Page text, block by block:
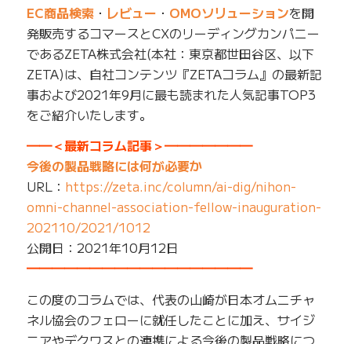
EC商品検索・ レビュー ・ OMOソリューションを開
発販売するコマースとCXのリーディングカンパニー
であるZETA株式会社(本社：東京都世田谷区、以下
ZETA)は、自社コンテンツ『ZETAコラム』の最新記
事および2021年9月に最も読まれた人気記事TOP3
をご紹介いたします。
━━＜最新コラム記事＞━━━━━━━
今後の製品戦略には何が必要か
URL： https://zeta.inc/column/ai-dig/nihon-
omni-channel-association-fellow-inauguration-
202110/2021/1012
公開日：2021年10月12日
━━━━━━━━━━━━━━━━━━
この度のコラムでは、代表の山崎が日本オムニチャ
ネル協会のフェローに就任したことに加え、サイジ
ニアやデクワスとの連携による今後の製品戦略につ